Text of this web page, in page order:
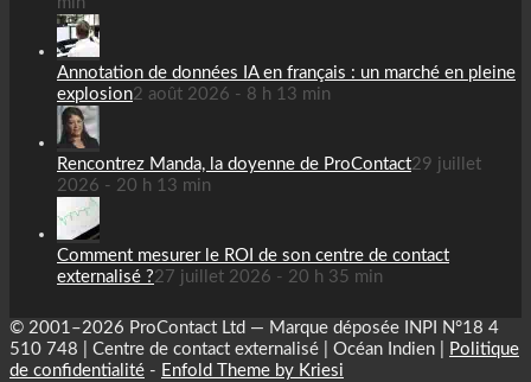
Annotation de données IA en français : un marché en pleine
explosion2 août 2026 - 8 h 13 min
Rencontrez Manda, la doyenne de ProContact29 juillet
2026 - 20 h 13 min
Comment mesurer le ROI de son centre de contact
externalisé ?27 juillet 2026 - 20 h 35 min
© 2001–2026 ProContact Ltd — Marque déposée INPI N°18 4
510 748 | Centre de contact externalisé | Océan Indien |
Politique
de confidentialité - Enfold Theme by Kriesi